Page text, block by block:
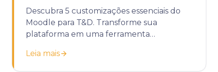
Treinamentos de T&D
Descubra 5 customizações essenciais do
Moodle para T&D. Transforme sua
plataforma em uma ferramenta
eficazes.
Leia mais